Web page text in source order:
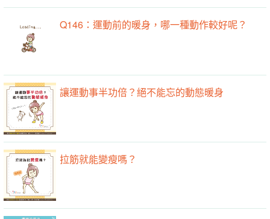
Q146：運動前的暖身，哪一種動作較好呢？
讓運動事半功倍？絕不能忘的動態暖身
拉筋就能變瘦嗎？